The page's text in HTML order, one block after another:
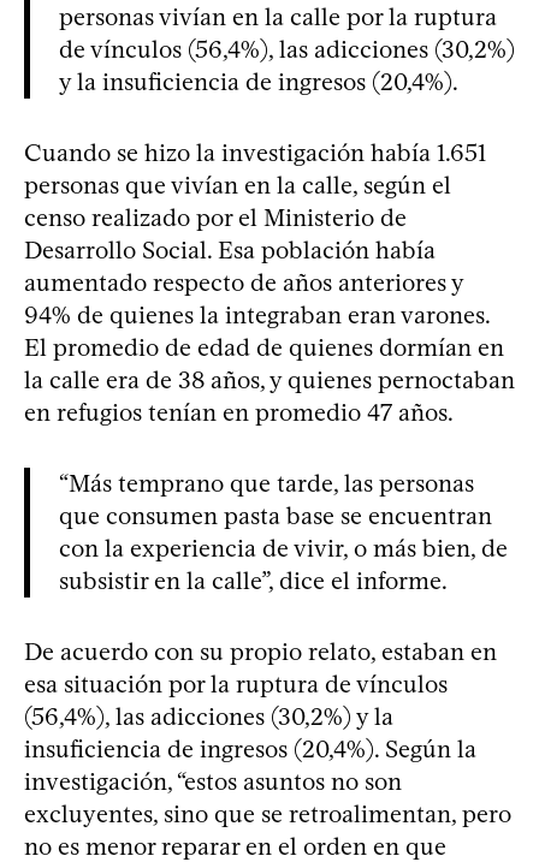
personas vivían en la calle por la ruptura
de vínculos (56,4%), las adicciones (30,2%)
y la insuficiencia de ingresos (20,4%).
Cuando se hizo la investigación había 1.651
personas que vivían en la calle, según el
censo realizado por el Ministerio de
Desarrollo Social. Esa población había
aumentado respecto de años anteriores y
94% de quienes la integraban eran varones.
El promedio de edad de quienes dormían en
la calle era de 38 años, y quienes pernoctaban
en refugios tenían en promedio 47 años.
“Más temprano que tarde, las personas
que consumen pasta base se encuentran
con la experiencia de vivir, o más bien, de
subsistir en la calle”, dice el informe.
De acuerdo con su propio relato, estaban en
esa situación por la ruptura de vínculos
(56,4%), las adicciones (30,2%) y la
insuficiencia de ingresos (20,4%). Según la
investigación, “estos asuntos no son
excluyentes, sino que se retroalimentan, pero
no es menor reparar en el orden en que